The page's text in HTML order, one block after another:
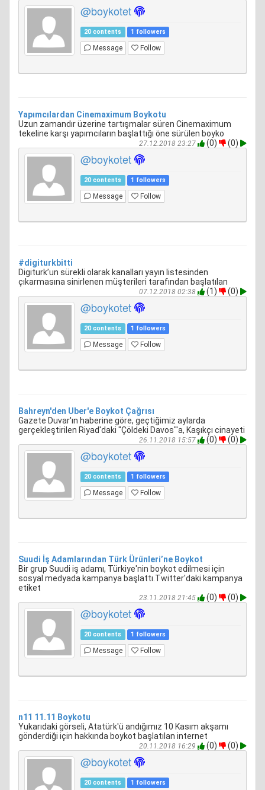
@boykotet
20 contents 1 followers
Message Follow
Yapımcılardan Cinemaximum Boykotu
Uzun zamandır üzerine tartışmalar süren Cinemaximum
tekeline karşı yapımcıların başlattığı öne sürülen boyko
27.12.2018 23:27 (0) (0)
@boykotet
20 contents 1 followers
Message Follow
#digiturkbitti
Digiturk’un sürekli olarak kanalları yayın listesinden
çıkarmasına sinirlenen müşterileri tarafından başlatılan
07.12.2018 02:38 (1) (0)
@boykotet
20 contents 1 followers
Message Follow
Bahreyn'den Uber'e Boykot Çağrısı
Gazete Duvar'ın haberine göre, geçtiğimiz aylarda
gerçekleştirilen Riyad'daki "Çöldeki Davos"'a, Kaşıkçı cinayeti
26.11.2018 15:57 (0) (0)
@boykotet
20 contents 1 followers
Message Follow
Suudi İş Adamlarından Türk Ürünleri’ne Boykot
Bir grup Suudi iş adamı, Türkiye'nin boykot edilmesi için
sosyal medyada kampanya başlattı.Twitter'daki kampanya
etiket
23.11.2018 21:45 (0) (0)
@boykotet
20 contents 1 followers
Message Follow
n11 11.11 Boykotu
Yukarıdaki görseli, Atatürk'ü andığımız 10 Kasım akşamı
gönderdiği için hakkında boykot başlatılan internet
20.11.2018 16:29 (0) (0)
@boykotet
20 contents 1 followers